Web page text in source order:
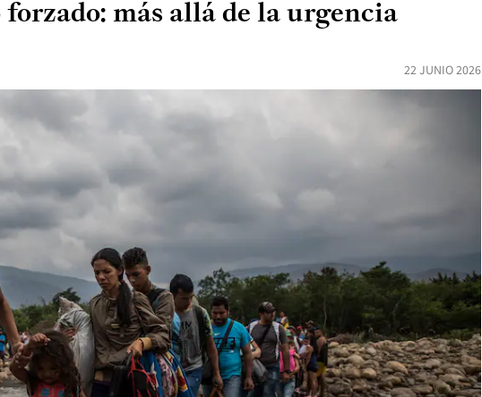
más allá de la urgencia
22 JUNIO 2026